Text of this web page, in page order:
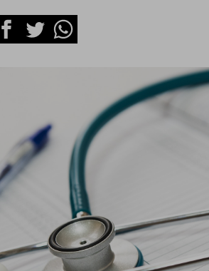
FacebookTwitterWhatsapp